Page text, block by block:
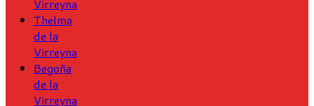
Virreyna
Thelma
de la
Virreyna
Begoña
de la
Virreyna